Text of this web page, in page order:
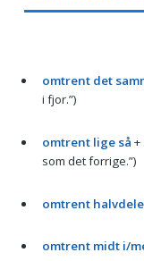
omtrent det
i fjor.”)
omtrent lige så +
som det forrige.”)
omtrent
omtrent midt i/